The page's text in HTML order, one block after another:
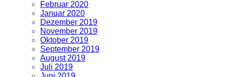
Februar 2020
Januar 2020
Dezember 2019
November 2019
Oktober 2019
September 2019
August 2019
Juli 2019